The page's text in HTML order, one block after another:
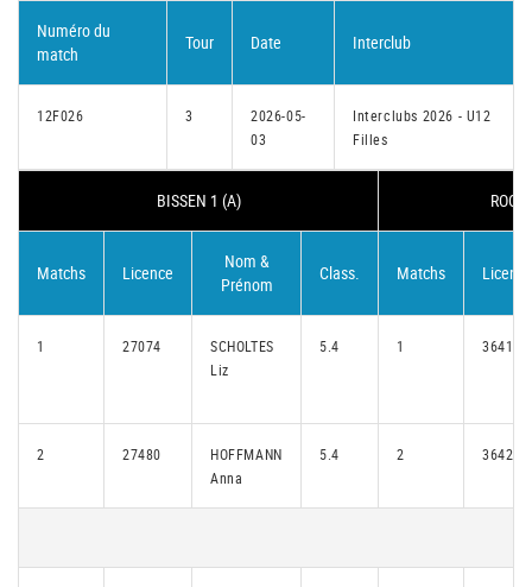
Numéro du
match
Tour Date Interclub
12F026 3
2026-05-
03
Interclubs 2026 - U12
Filles
BISSEN 1 (A)
Matchs Licence
Nom &
Prénom
Class. Matchs Licence
1 27074
SCHOLTES
Liz
5.4 1 36416
2 27480
HOFFMANN
Anna
5.4 2 36425